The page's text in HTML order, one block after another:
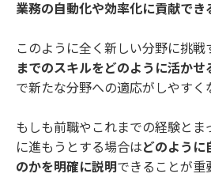
業務の自動化や効率化に貢献でき
このように全く新しい分野に挑戦
までのスキルをどのように活かせ
で新たな分野への適応がしやすく
もしも前職やこれまでの経験とま
に進もうとする場合はどのように
のかを明確に説明できることが重